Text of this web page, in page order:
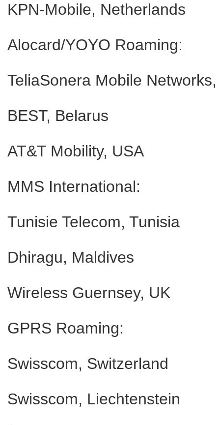
KPN-Mobile, Netherlands
Alocard/YOYO Roaming:
TeliaSonera Mobile
BEST, Belarus
AT&T Mobility, USA
MMS International:
Tunisie Telecom, Tunisia
Dhiragu, Maldives
Wireless Guernsey, UK
GPRS Roaming:
Swisscom, Switzerland
Swisscom, Liechtenstein